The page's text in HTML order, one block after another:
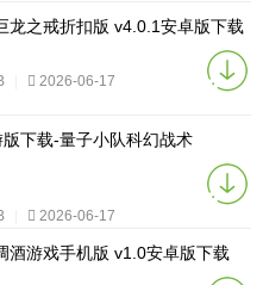
龙之戒折扣版 v4.0.1安卓版下载
2026-06-17
下载-量子小队科幻战术
2026-06-17
酒游戏手机版 v1.0安卓版下载